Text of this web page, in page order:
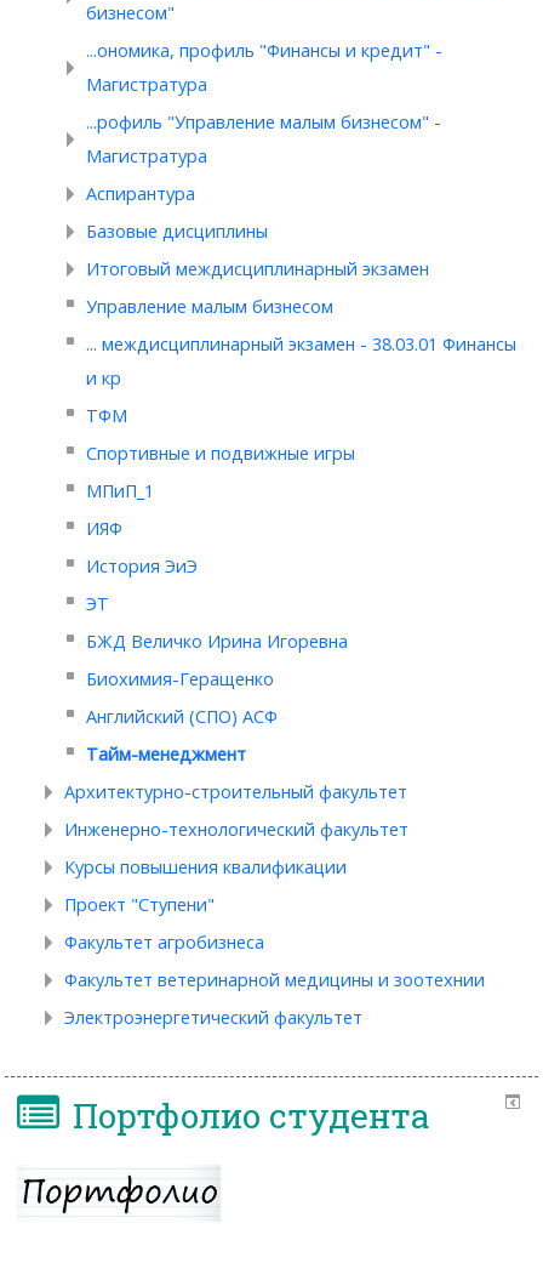
бизнесом"
...ономика, профиль "Финансы и кредит" -
Магистратура
...рофиль "Управление малым бизнесом" -
Магистратура
Аспирантура
Базовые дисциплины
Итоговый междисциплинарный экзамен
Управление малым бизнесом
... междисциплинарный экзамен - 38.03.01 Финансы
и кр
ТФМ
Спортивные и подвижные игры
МПиП_1
ИЯФ
История ЭиЭ
ЭТ
БЖД Величко Ирина Игоревна
Биохимия-Геращенко
Английский (СПО) АСФ
Тайм-менеджмент
Архитектурно-строительный факультет
Инженерно-технологический факультет
Курсы повышения квалификации
Проект "Ступени"
Факультет агробизнеса
Факультет ветеринарной медицины и зоотехнии
Электроэнергетический факультет
Портфолио студента